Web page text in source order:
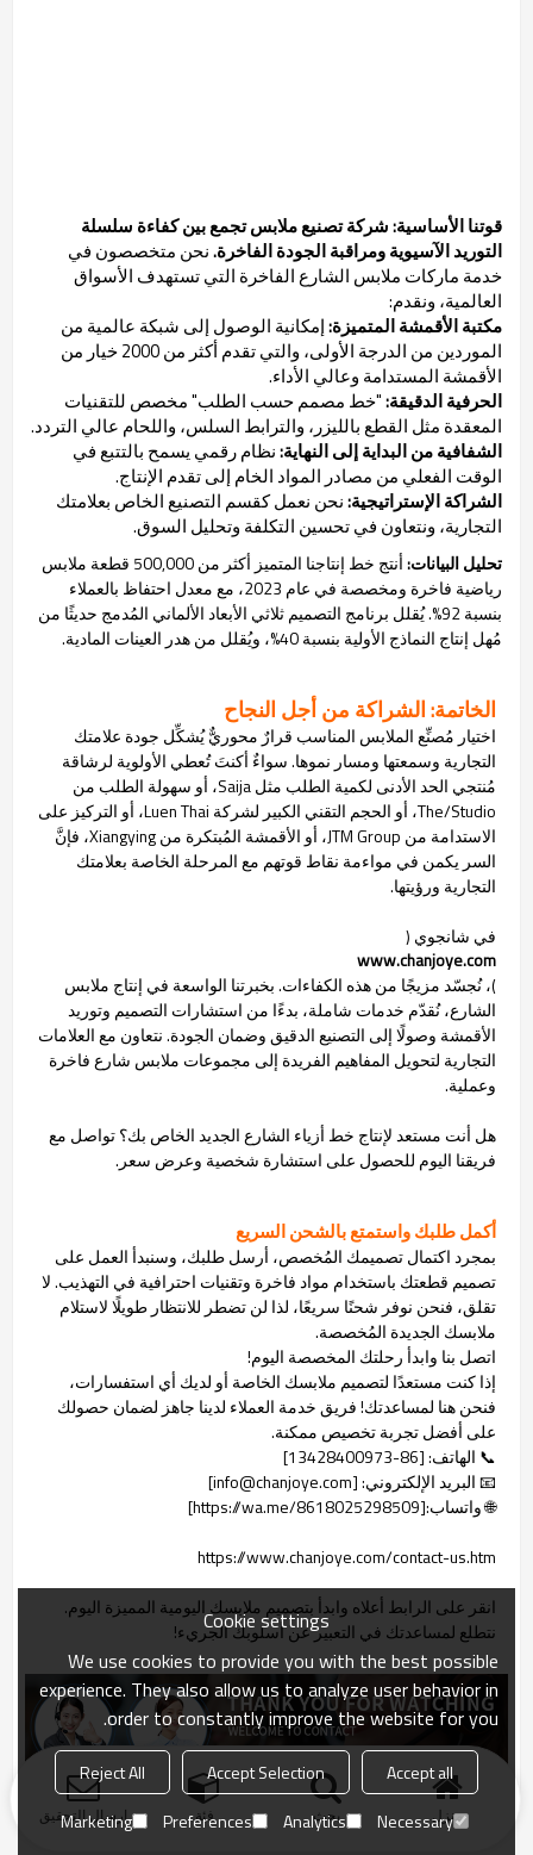
قوتنا الأساسية:شركة تصنيع ملابس تجمع بين كفاءة سلسلة
التوريد الآسيوية ومراقبة الجودة الفاخرة.نحن متخصصون في
خدمة ماركات ملابس الشارع الفاخرة التي تستهدف الأسواق
العالمية، ونقدم:
مكتبة الأقمشة المتميزة:إمكانية الوصول إلى شبكة عالمية من
الموردين من الدرجة الأولى، والتي تقدم أكثر من 2000 خيار من
الأقمشة المستدامة وعالي الأداء.
الحرفية الدقيقة:"خط مصمم حسب الطلب" مخصص للتقنيات
المعقدة مثل القطع بالليزر، والترابط السلس، واللحام عالي التردد.
الشفافية من البداية إلى النهاية:نظام رقمي يسمح بالتتبع في
الوقت الفعلي من مصادر المواد الخام إلى تقدم الإنتاج.
الشراكة الإستراتيجية:نحن نعمل كقسم التصنيع الخاص بعلامتك
التجارية، ونتعاون في تحسين التكلفة وتحليل السوق.
تحليل البيانات:
أنتج خط إنتاجنا المتميز أكثر من 500,000 قطعة ملابس
رياضية فاخرة ومخصصة في عام 2023، مع معدل احتفاظ بالعملاء
بنسبة 92%. يُقلل برنامج التصميم ثلاثي الأبعاد الألماني المُدمج حديثًا من
مُهل إنتاج النماذج الأولية بنسبة 40%، ويُقلل من هدر العينات المادية.
الخاتمة: الشراكة من أجل النجاح
اختيار مُصنِّع الملابس المناسب قرارٌ محوريٌّ يُشكِّل جودة علامتك
التجارية وسمعتها ومسار نموها. سواءٌ أكنتَ تُعطي الأولوية لرشاقة
مُنتجي الحد الأدنى لكمية الطلب مثل Saija، أو سهولة الطلب من
The/Studio، أو الحجم التقني الكبير لشركة Luen Thai، أو التركيز على
الاستدامة من JTM Group، أو الأقمشة المُبتكرة من Xiangying، فإنَّ
السر يكمن في مواءمة نقاط قوتهم مع المرحلة الخاصة بعلامتك
التجارية ورؤيتها.
في شانجوي (
www.chanjoye.com
)، نُجسّد مزيجًا من هذه الكفاءات. بخبرتنا الواسعة في إنتاج ملابس
الشارع، نُقدّم خدمات شاملة، بدءًا من استشارات التصميم وتوريد
الأقمشة وصولًا إلى التصنيع الدقيق وضمان الجودة. نتعاون مع العلامات
التجارية لتحويل المفاهيم الفريدة إلى مجموعات ملابس شارع فاخرة
وعملية.
هل أنت مستعد لإنتاج خط أزياء الشارع الجديد الخاص بك؟ تواصل مع
فريقنا اليوم للحصول على استشارة شخصية وعرض سعر.
أكمل طلبك واستمتع بالشحن السريع
بمجرد اكتمال تصميمك المُخصص، أرسل طلبك، وسنبدأ العمل على
تصميم قطعتك باستخدام مواد فاخرة وتقنيات احترافية في التهذيب. لا
تقلق، فنحن نوفر شحنًا سريعًا، لذا لن تضطر للانتظار طويلًا لاستلام
ملابسك الجديدة المُخصصة.
اتصل بنا وابدأ رحلتك المخصصة اليوم!
إذا كنت مستعدًا لتصميم ملابسك الخاصة أو لديك أي استفسارات،
فنحن هنا لمساعدتك! فريق خدمة العملاء لدينا جاهز لضمان حصولك
على أفضل تجربة تخصيص ممكنة.
📞 الهاتف: [86-13428400973]
📧 البريد الإلكتروني: [info@chanjoye.com]
🌐 واتساب:[https://wa.me/8618025298509]
https://www.chanjoye.com/contact-us.htm
انقر على الرابط أعلاه وابدأ بتصميم ملابسك اليومية المميزة اليوم.
نتطلع لمساعدتك في التعبير عن أسلوبك الجريء!
منزل بحث فئة ارسال التحقيق
Cookie settings
We use cookies to provide you with the best possible
experience. They also allow us to analyze user behavior in
order to constantly improve the website for you.
Accept all
Accept Selection
Reject All
Necessary
Analytics
Preferences
Marketing